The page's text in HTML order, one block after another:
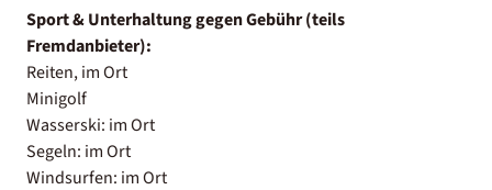
Sport & Unterhaltung gegen Gebühr (teils
Fremdanbieter):
Reiten, im Ort
Minigolf
Wasserski: im Ort
Segeln: im Ort
Windsurfen: im Ort